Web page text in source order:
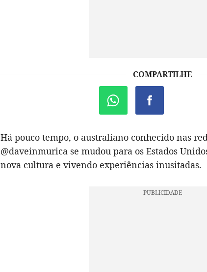
COMPARTILHE
Há pouco tempo, o australiano conhecido nas
@daveinmurica se mudou para os Estados
nova cultura e vivendo experiências inusitadas.